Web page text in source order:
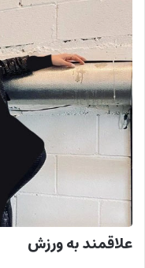
علاقمند به ورزش